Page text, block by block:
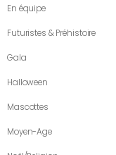
En équipe
Futuristes & Préhistoire
Gala
Halloween
Mascottes
Moyen-Age